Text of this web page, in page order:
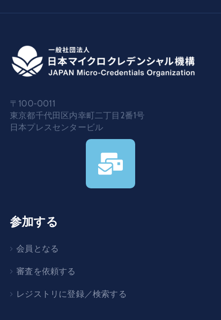
〒100-0011
東京都千代田区内幸町二丁目2番1号
日本プレスセンタービル
参加する
会員となる
審査を依頼する
レジストリに登録／検索する